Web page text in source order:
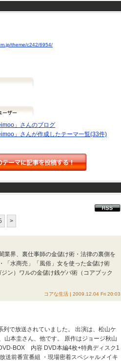
theme/c242/6954/
」さんのブログ
」さんが作成したテーマ一覧(33件)
>
業界、裏仕事師の金儲け術・法律の裏側を
「水商売」「風俗」女を使った金儲け術
ン）ワルの金儲け銭ゲバ術（コアブック
コアな生活 | 2009.12.04 Fri 20:03
で放送されていました。 出演は、松山ケ
山本圭さん、他です。 原作はジョージ秋山
BOX 内容 DVD本編4枚+特典ディスク1
送前番宣番組 ・現場密着スペシャルメイキ